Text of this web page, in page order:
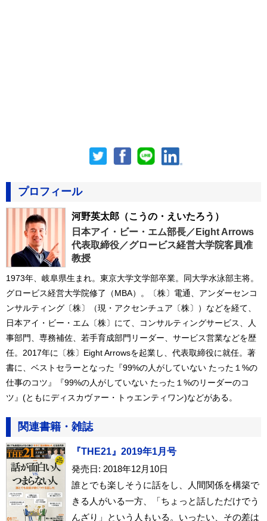
プロフィール
河野英太郎 （こうの・えいたろう）
日本アイ・ビー・エム部長／Eight Arrows
代表取締役／グロービス経営大学院客員准
教授
1973年、岐阜県生まれ。東京大学文学部卒業。同大学水泳部主将。
グロービス経営大学院修了（MBA）。〔株〕電通、アンダーセンコ
ンサルティング〔株〕（現・アクセンチュア〔株〕）などを経て、
日本アイ・ビー・エム〔株〕にて、コンサルティングサービス、人
事部門、専務補佐、若手育成部門リーダー、サービス営業などを歴
任。2017年に〔株〕Eight Arrowsを起業し、代表取締役に就任。著
書に、ベストセラーとなった『99%の人がしていない たった１%の
仕事のコツ』『99%の人がしていない たった１%のリーダーのコ
ツ』(ともにディスカヴァー・トゥエンティワン)などがある。
関連書籍・雑誌
『THE21』2019年1月号
発売日: 2018年12月10日
誰とでも楽しそうに話をし、人間関係を構築で
きる人がいる一方、「ちょっと話しただけでう
んざり」という人もいる。いったい、その差は